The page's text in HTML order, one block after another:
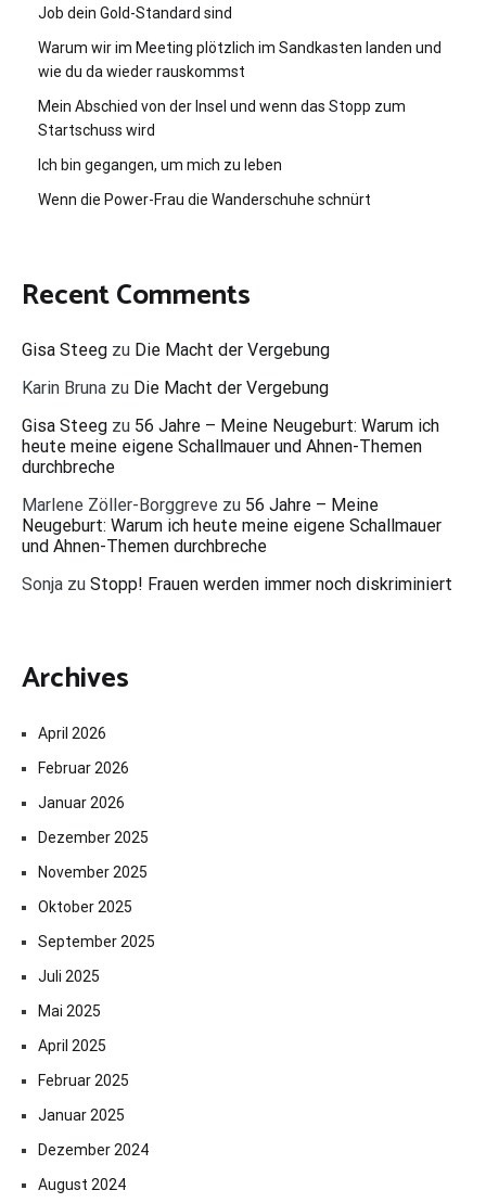
Job dein Gold-Standard sind
Warum wir im Meeting plötzlich im Sandkasten landen und
wie du da wieder rauskommst
Mein Abschied von der Insel und wenn das Stopp zum
Startschuss wird
Ich bin gegangen, um mich zu leben
Wenn die Power-Frau die Wanderschuhe schnürt
Recent Comments
Gisa Steeg zu Die Macht der Vergebung
Karin Bruna zu Die Macht der Vergebung
Gisa Steeg zu 56 Jahre – Meine Neugeburt: Warum ich
heute meine eigene Schallmauer und Ahnen-Themen
durchbreche
Marlene Zöller-Borggreve zu 56 Jahre – Meine
Neugeburt: Warum ich heute meine eigene Schallmauer
und Ahnen-Themen durchbreche
Sonja zu Stopp! Frauen werden immer noch diskriminiert
Archives
April 2026
Februar 2026
Januar 2026
Dezember 2025
November 2025
Oktober 2025
September 2025
Juli 2025
Mai 2025
April 2025
Februar 2025
Januar 2025
Dezember 2024
August 2024